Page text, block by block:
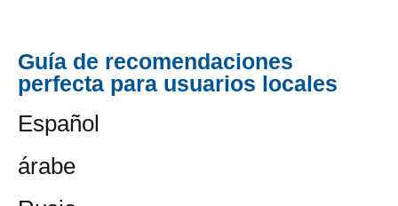
Guía de recomendaciones
perfecta para usuarios locales
Español
árabe